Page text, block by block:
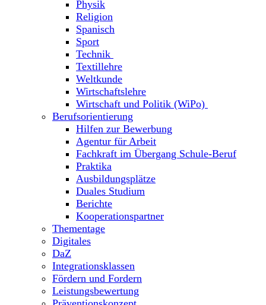
Physik
Religion
Spanisch
Sport
Technik
Textillehre
Weltkunde
Wirtschaftslehre
Wirtschaft und Politik (WiPo)
Berufsorientierung
Hilfen zur Bewerbung
Agentur für Arbeit
Fachkraft im Übergang Schule-Beruf
Praktika
Ausbildungsplätze
Duales Studium
Berichte
Kooperationspartner
Thementage
Digitales
DaZ
Integrationsklassen
Fördern und Fordern
Leistungsbewertung